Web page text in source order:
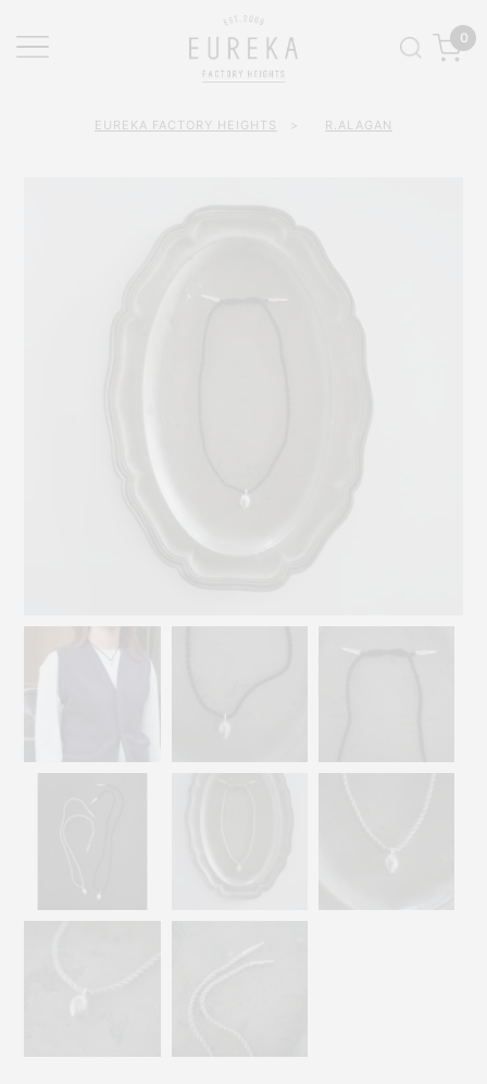
0
EUREKA FACTORY HEIGHTS > R.ALAGAN